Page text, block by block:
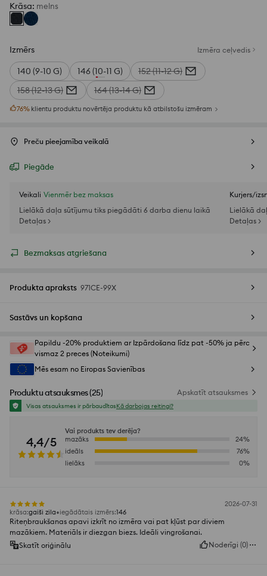
Krāsa: melns
Izmērs Izmēra ceļvedis
140 (9-10 G) 146 (10-11 G)
152 (11-12 G)
158 (12-13 G)
164 (13-14 G)
76% klientu produktu novērtēja produktu kā atbilstošu izmēram
Preču pieejamība veikalā
Piegāde
Veikali Vienmēr bez maksas
Lielākā daļa sūtījumu tiks piegādāti 6 darba dienu laikā
Detaļas >
Kurjers/
Lielākā
Detaļas >
Bezmaksas atgriešana
Produkta apraksts 971CE-99X
Sastāvs un kopšana
Papildu -20% produktiem ar Izpārdošana līdz pat -50% ja pērc
vismaz 2 preces (Noteikumi)
Mēs esam no Eiropas Savienības
Produktu atsauksmes(25) Apskatīt atsauksmes
Visas atsauksmes ir pārbaudītasKā darbojas reitingi?
4,4/5
Vai produkts tev derēja?
mazāks
24%
ideāls
76%
lielāks
0%
2026-07-31
krāsa:gaiši zila iegādātais izmērs:146
Riteņbraukšanas apavi izkrīt no izmēra vai pat kļūst par diviem
mazākiem. Materiāls ir diezgan biezs. Ideāli vingrošanai.
Skatīt oriģinālu
Noderīgi (0)